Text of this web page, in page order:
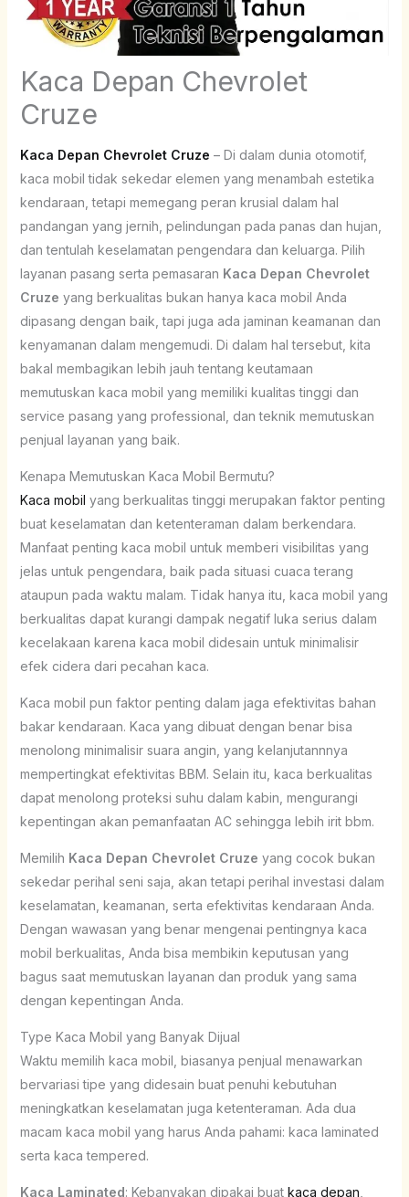
Kaca Depan Chevrolet
Cruze
Kaca Depan Chevrolet Cruze – Di dalam dunia otomotif,
kaca mobil tidak sekedar elemen yang menambah estetika
kendaraan, tetapi memegang peran krusial dalam hal
pandangan yang jernih, pelindungan pada panas dan hujan,
dan tentulah keselamatan pengendara dan keluarga. Pilih
layanan pasang serta pemasaran Kaca Depan Chevrolet
Cruze yang berkualitas bukan hanya kaca mobil Anda
dipasang dengan baik, tapi juga ada jaminan keamanan dan
kenyamanan dalam mengemudi. Di dalam hal tersebut, kita
bakal membagikan lebih jauh tentang keutamaan
memutuskan kaca mobil yang memiliki kualitas tinggi dan
service pasang yang professional, dan teknik memutuskan
penjual layanan yang baik.
Kenapa Memutuskan Kaca Mobil Bermutu?
Kaca mobil yang berkualitas tinggi merupakan faktor penting
buat keselamatan dan ketenteraman dalam berkendara.
Manfaat penting kaca mobil untuk memberi visibilitas yang
jelas untuk pengendara, baik pada situasi cuaca terang
ataupun pada waktu malam. Tidak hanya itu, kaca mobil yang
berkualitas dapat kurangi dampak negatif luka serius dalam
kecelakaan karena kaca mobil didesain untuk minimalisir
efek cidera dari pecahan kaca.
Kaca mobil pun faktor penting dalam jaga efektivitas bahan
bakar kendaraan. Kaca yang dibuat dengan benar bisa
menolong minimalisir suara angin, yang kelanjutannnya
mempertingkat efektivitas BBM. Selain itu, kaca berkualitas
dapat menolong proteksi suhu dalam kabin, mengurangi
kepentingan akan pemanfaatan AC sehingga lebih irit bbm.
Memilih Kaca Depan Chevrolet Cruze yang cocok bukan
sekedar perihal seni saja, akan tetapi perihal investasi dalam
keselamatan, keamanan, serta efektivitas kendaraan Anda.
Dengan wawasan yang benar mengenai pentingnya kaca
mobil berkualitas, Anda bisa membikin keputusan yang
bagus saat memutuskan layanan dan produk yang sama
dengan kepentingan Anda.
Type Kaca Mobil yang Banyak Dijual
Waktu memilih kaca mobil, biasanya penjual menawarkan
bervariasi tipe yang didesain buat penuhi kebutuhan
meningkatkan keselamatan juga ketenteraman. Ada dua
macam kaca mobil yang harus Anda pahami: kaca laminated
serta kaca tempered.
Kaca Laminated: Kebanyakan dipakai buat kaca depan